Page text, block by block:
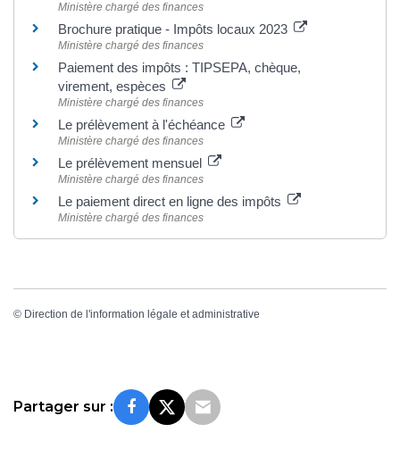
Ministère chargé des finances
Brochure pratique - Impôts locaux 2023
Ministère chargé des finances
Paiement des impôts : TIPSEPA, chèque,
virement, espèces
Ministère chargé des finances
Le prélèvement à l'échéance
Ministère chargé des finances
Le prélèvement mensuel
Ministère chargé des finances
Le paiement direct en ligne des impôts
Ministère chargé des finances
© Direction de l'information légale et administrative
Partager sur :